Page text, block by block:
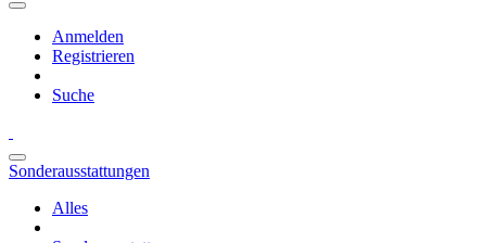
Anmelden
Registrieren
Suche
Sonderausstattungen
Alles